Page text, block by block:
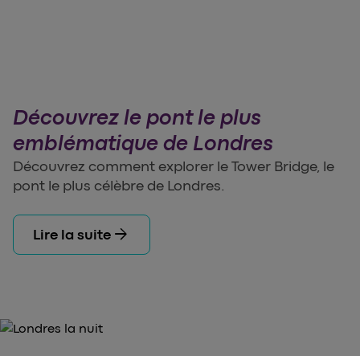
Découvrez le pont le plus
emblématique de Londres
Découvrez comment explorer le Tower Bridge, le
pont le plus célèbre de Londres.
Lire la suite arrow_forward